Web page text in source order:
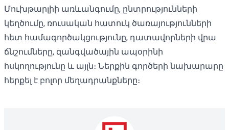
Մուխթարլիի առևանգումը, ընտրությունների
կեղծումը, ռուսական հատուկ ծառայությունների
հետ համագործակցությունը, դատավորների վրա
ճնշումները, զանգվածային ապօրինի
հսկողությունը և այլն։ Ներքին գործերինախարարը
հերքել է բոլոր մեղադրանքները։